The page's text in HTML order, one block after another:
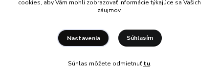
cookies, aby Vám mohli zobrazovať informácie týkajúce sa Vašich
záujmov.
Nastavenia Súhlasím
Súhlas môžete odmietnuťtu.